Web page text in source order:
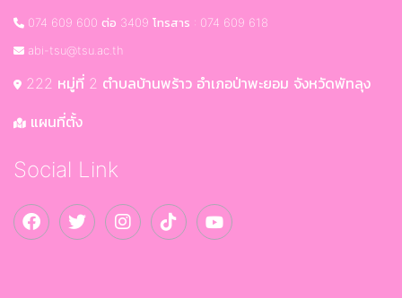
074 609 600 ต่อ 3409 โทรสาร : 074 609 618
abi-tsu@tsu.ac.th
222 หมู่ที่ 2 ตำบลบ้านพร้าว อำเภอป่าพะยอม จังหวัดพัทลุง
แผนที่ตั้ง
Social Link